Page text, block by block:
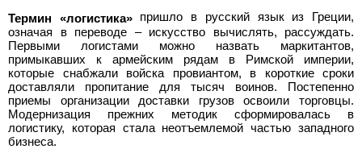
Термин «логистика»пришло в русский язык из Греции,
означая в переводе – искусство вычислять, рассуждать.
Первыми логистами можно назвать маркитантов,
примыкавших к армейским рядам в Римской империи,
которые снабжали войска провиантом, в короткие сроки
доставляли пропитание для тысяч воинов. Постепенно
приемы организации доставки грузов освоили торговцы.
Модернизация прежних методик сформировалась в
логистику, которая стала неотъемлемой частью западного
бизнеса.